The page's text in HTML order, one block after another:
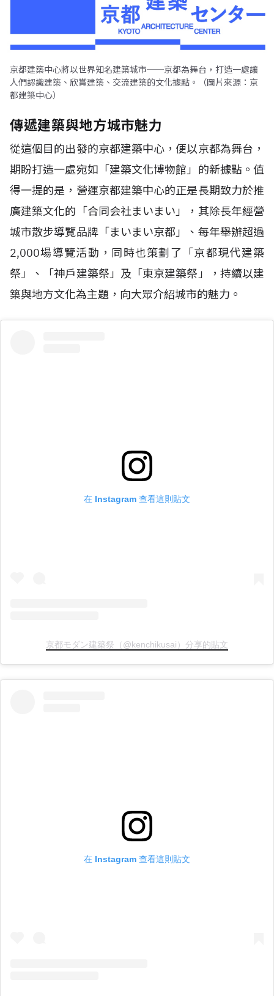
京都建築中心將以世界知名建築城市──京都為舞台，打造一處讓
人們認識建築、欣賞建築、交流建築的文化據點。（圖片來源：京
都建築中心）
傳遞建築與地方城市魅力
從這個目的出發的京都建築中心，便以京都為舞台，
期盼打造一處宛如「建築文化博物館」的新據點。值
得一提的是，營運京都建築中心的正是長期致力於推
廣建築文化的「合同会社まいまい」，其除長年經營
城市散步導覽品牌「まいまい京都」、每年舉辦超過
2,000場導覽活動，同時也策劃了「京都現代建築
祭」、「神戶建築祭」及「東京建築祭」，持續以建
築與地方文化為主題，向大眾介紹城市的魅力。
在 Instagram 查看這則貼文
京都モダン建築祭（@kenchikusai）分享的貼文
在 Instagram 查看這則貼文